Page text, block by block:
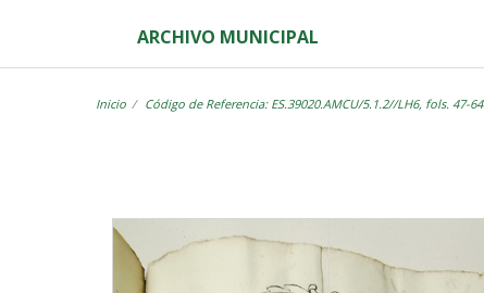
ARCHIVO MUNICIPAL
Inicio Código de Referencia: ES.39020.AMCU/5.1.2//LH6, fols. 47-64